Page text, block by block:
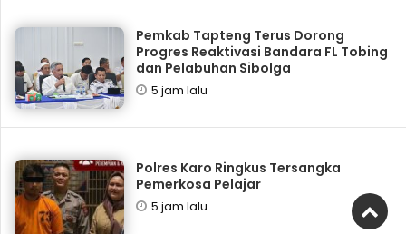
Pemkab Tapteng Terus Dorong
Progres Reaktivasi Bandara FL Tobing
dan Pelabuhan Sibolga
5 jam lalu
Polres Karo Ringkus Tersangka
Pemerkosa Pelajar
5 jam lalu